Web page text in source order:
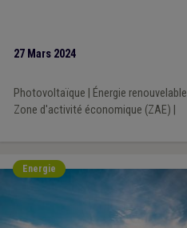
27 Mars 2024
Photovoltaïque Énergie renouvelable
Zone d'activité économique (ZAE)
Energie